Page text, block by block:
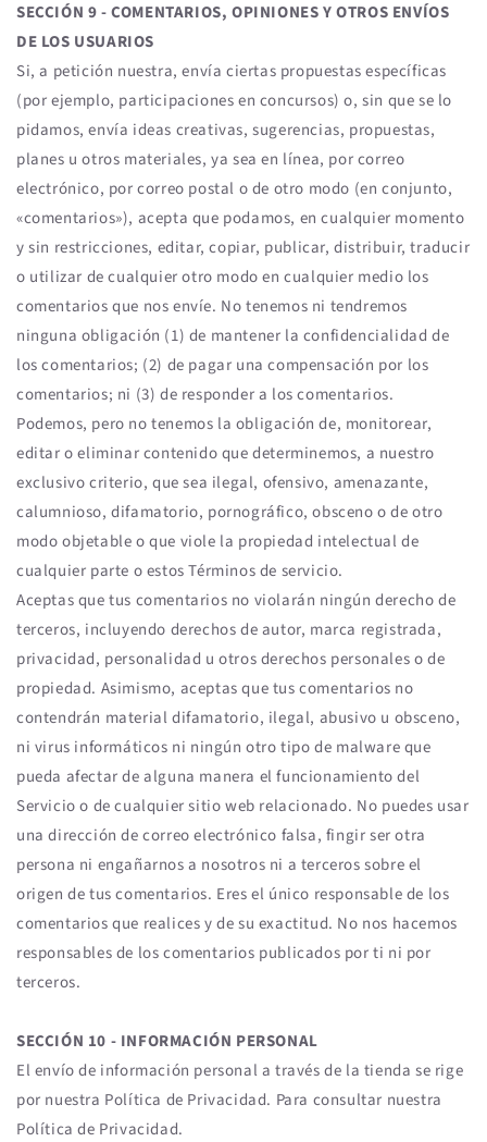
SECCIÓN 9 - COMENTARIOS, OPINIONES Y OTROS ENVÍOS
DE LOS USUARIOS
Si, a petición nuestra, envía ciertas propuestas específicas
(por ejemplo, participaciones en concursos) o, sin que se lo
pidamos, envía ideas creativas, sugerencias, propuestas,
planes u otros materiales, ya sea en línea, por correo
electrónico, por correo postal o de otro modo (en conjunto,
«comentarios»), acepta que podamos, en cualquier momento
y sin restricciones, editar, copiar, publicar, distribuir, traducir
o utilizar de cualquier otro modo en cualquier medio los
comentarios que nos envíe. No tenemos ni tendremos
ninguna obligación (1) de mantener la confidencialidad de
los comentarios; (2) de pagar una compensación por los
comentarios; ni (3) de responder a los comentarios.
Podemos, pero no tenemos la obligación de, monitorear,
editar o eliminar contenido que determinemos, a nuestro
exclusivo criterio, que sea ilegal, ofensivo, amenazante,
calumnioso, difamatorio, pornográfico, obsceno o de otro
modo objetable o que viole la propiedad intelectual de
cualquier parte o estos Términos de servicio.
Aceptas que tus comentarios no violarán ningún derecho de
terceros, incluyendo derechos de autor, marca registrada,
privacidad, personalidad u otros derechos personales o de
propiedad. Asimismo, aceptas que tus comentarios no
contendrán material difamatorio, ilegal, abusivo u obsceno,
ni virus informáticos ni ningún otro tipo de malware que
pueda afectar de alguna manera el funcionamiento del
Servicio o de cualquier sitio web relacionado. No puedes usar
una dirección de correo electrónico falsa, fingir ser otra
persona ni engañarnos a nosotros ni a terceros sobre el
origen de tus comentarios. Eres el único responsable de los
comentarios que realices y de su exactitud. No nos hacemos
responsables de los comentarios publicados por ti ni por
terceros.
SECCIÓN 10 - INFORMACIÓN PERSONAL
El envío de información personal a través de la tienda se rige
por nuestra Política de Privacidad. Para consultar nuestra
Política de Privacidad.